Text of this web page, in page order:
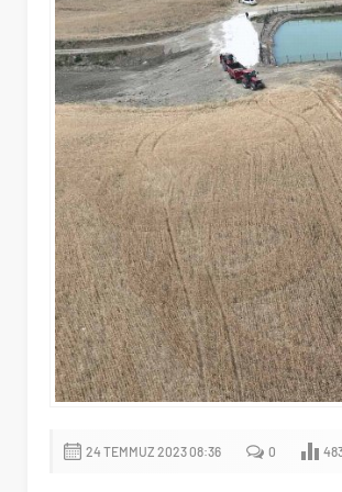
24 TEMMUZ 2023 08:36 0